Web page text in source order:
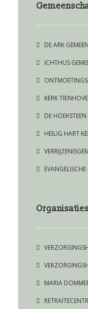
DE ARK
ICHTHUS
KERK
DE HOEKSTEEN
HEILIG HART
Organisaties
MARIA